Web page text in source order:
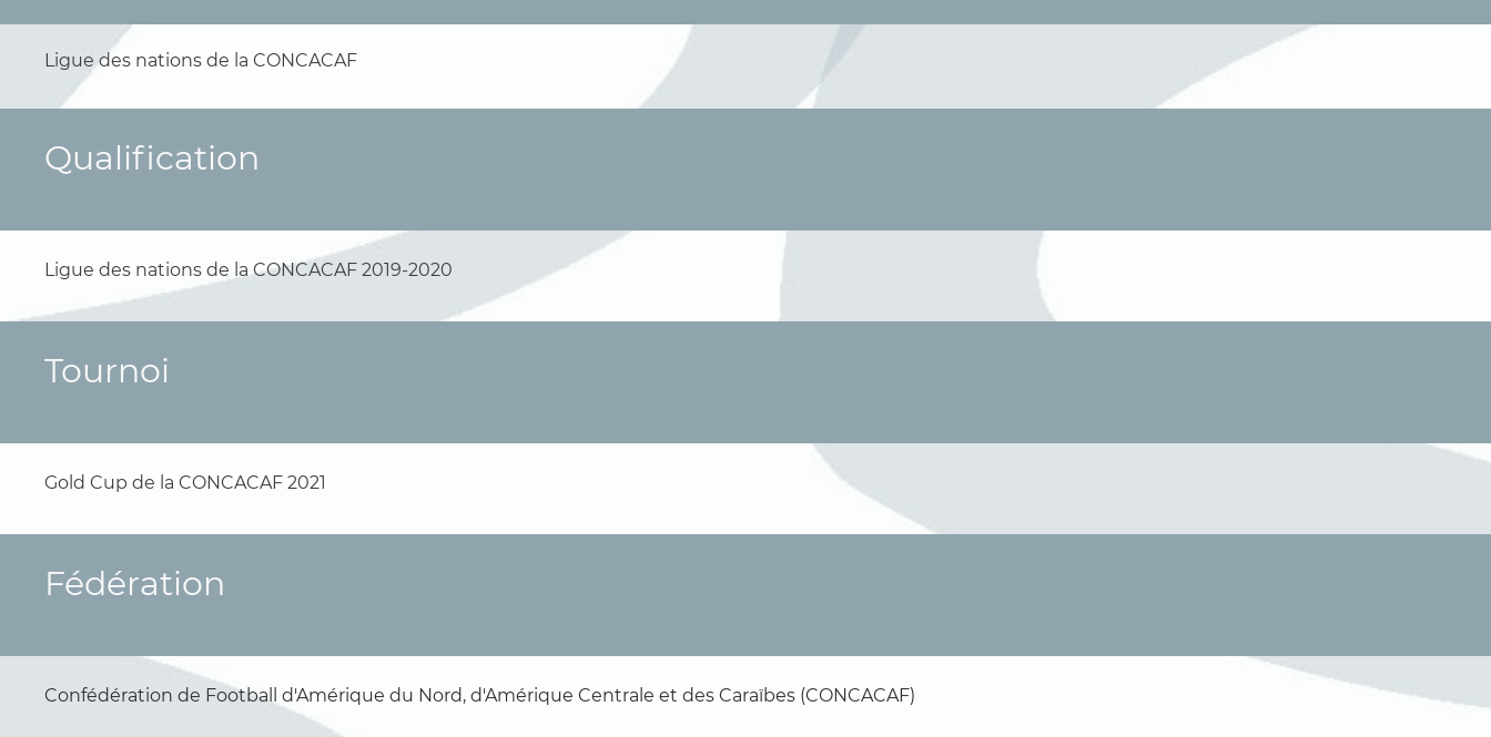
Ligue des nations de la CONCACAF
Qualification
Ligue des nations de la CONCACAF 2019-2020
Tournoi
Gold Cup de la CONCACAF 2021
Fédération
Confédération de Football d'Amérique du Nord, d'Amérique Centrale et des Caraïbes (CONCACAF)